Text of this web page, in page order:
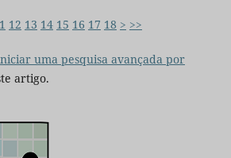
12 13 14 15 16 17 18 > >>
uma pesquisa avançada por
artigo.